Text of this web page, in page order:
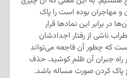
و مهاجران بوده است را پاک
در برابر این نمادها قرار
ناشی از رفتار اجدادشان
که چطور آن فاجعه می‌تواند
راه جبران آن ظلم کوشید. حذف
پاک کردن صورت مساله باشد.